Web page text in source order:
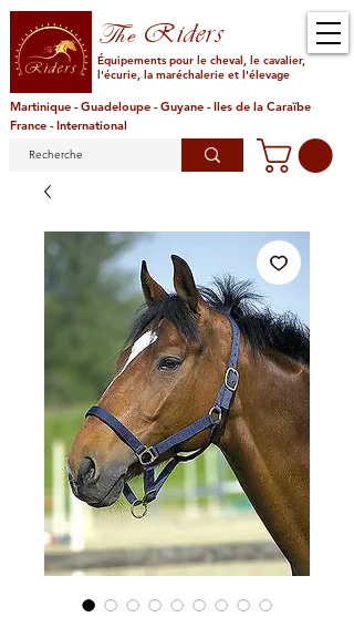
TheRiders
Équipements pour le cheval, le cavalier,
l'écurie, la maréchalerie et l'élevage
Martinique - Guadeloupe - Guyane - Iles de la Caraïbe
France - International